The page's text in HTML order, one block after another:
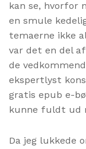
kan se, hvorfor
en smule
temaerne ikke
var det en del
de
ekspertlyst
gratis epub e-
kunne fuldt ud
Da jeg lukkede